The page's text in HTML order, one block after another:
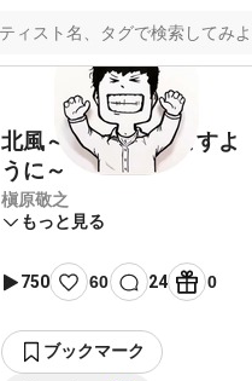
北風～君にとどきますよ
うに～
槇原敬之
もっと見る
750 60 24 0
ブックマーク